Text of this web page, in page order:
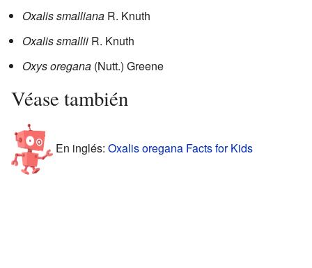
Oxalis smalliana R. Knuth
Oxalis smallii R. Knuth
Oxys oregana (Nutt.) Greene
Véase también
En inglés: Oxalis oregana Facts for Kids